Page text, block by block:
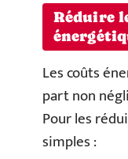
Réduire
Les coûts
part non
Pour les
simples :